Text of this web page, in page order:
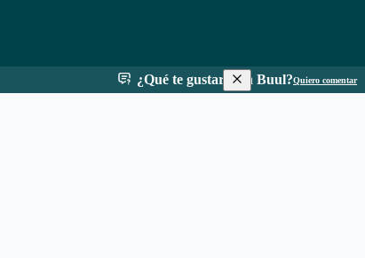
¿Qué te gustaría en Buul?Quiero comentar